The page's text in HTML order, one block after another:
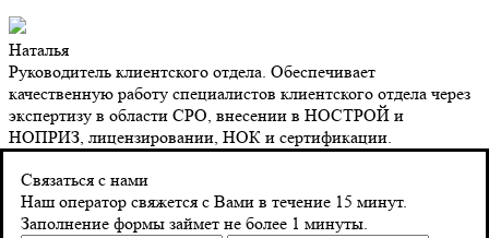
Наталья
Руководитель клиентского отдела. Обеспечивает
качественную работу специалистов клиентского отдела через
экспертизу в области СРО, внесении в НОСТРОЙ и
НОПРИЗ, лицензировании, НОК и сертификации.
Связаться с нами
Наш оператор свяжется с Вами в течение 15 минут.
Заполнение формы займет не более 1 минуты.
Контакты
Адрес